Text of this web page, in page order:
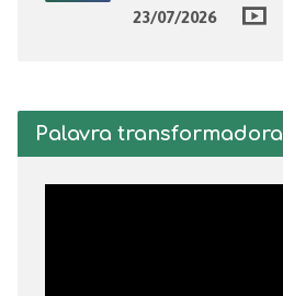
23/07/2026
Palavra transformadora